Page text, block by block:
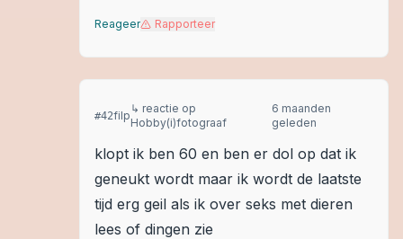
Reageer Rapporteer
#42filp
↳ reactie op
Hobby(i)fotograaf
6 maanden
geleden
klopt ik ben 60 en ben er dol op dat ik
geneukt wordt maar ik wordt de laatste
tijd erg geil als ik over seks met dieren
lees of dingen zie